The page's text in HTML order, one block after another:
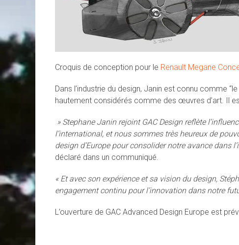
Croquis de conception pour le Renault Megane
Dans l’industrie du design, Janin est connu comme
hautement considérés comme des œuvres d’art. Il
» Stephane Janin rejoint GAC Design reflète
l’international, et nous sommes très heureux de
design d’Europe pour consolider notre avance dans
déclaré dans un communiqué.
« Et avec son expérience et sa vision du design,
engagement continu pour l’innovation dans notre
L’ouverture de GAC Advanced Design Europe est